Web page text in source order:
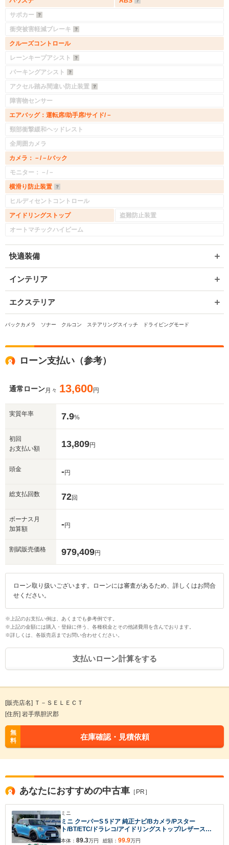
サポカー
衝突被害軽減ブレーキ
クルーズコントロール
レーンキープアシスト
パーキングアシスト
アクセル踏み間違い防止装置
障害物センサー
エアバッグ：運転席/助手席/サイド/－
頸部衝撃緩和ヘッドレスト
全周囲カメラ
カメラ：－/－/バック
モニター：－/－
横滑り防止装置
ヒルディセントコントロール
アイドリングストップ
盗難防止装置
オートマチックハイビーム
快適装備
インテリア
エクステリア
バックカメラ ソナー クルコン ステアリングスイッチ ドライビングモード
ローン支払い（参考）
通常ローン月々 13,600円
実質年率 7.9%
初回
お支払い額
13,809円
頭金 -円
総支払回数 72回
ボーナス月
加算額
-円
割賦販売価格 979,409円
ローン取り扱いございます。ローンには審査があるため、詳しくはお問合
せください。
※上記のお支払い例は、あくまでも参考例です。
※上記の金額には購入・登録に伴う、各種税金とその他諸費用を含んでおります。
※詳しくは、各販売店までお問い合わせください。
支払いローン計算をする
[販売店名] Ｔ－ＳＥＬＥＣＴ
[住所] 岩手県胆沢郡
無
料
在庫確認・見積依頼
あなたにおすすめの中古車 ［PR］
ミニ
ミニ クーパーS 5ドア 純正ナビ/Bカメラ/Pスター
ト/BT/ETC/ドラレコ/アイドリングストップ/レザーステ
アリング/
本体： 89.3万円
総額： 99.9万円
入力途中の情報を保存しますか？
※次回問い合わせをする際に自動入力されます
※保存された情報は
いいえ